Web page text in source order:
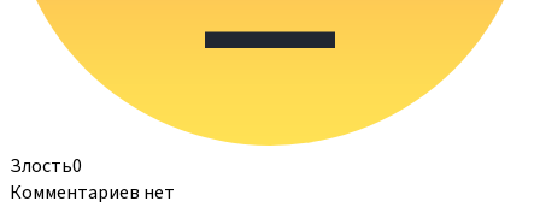
Злость0
Комментариев нет